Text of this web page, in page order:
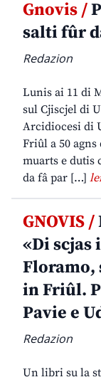
Gnovis /
salti fûr
Redazion
Lunis ai 11 di
sul Cjiscjel di
Arcidiocesi di
Friûl a 50
muarts e dutis
da fâ par […]
GNOVIS /
«Di scjas
Floramo,
in Friûl.
Pavie e
Redazion
Un libri su la